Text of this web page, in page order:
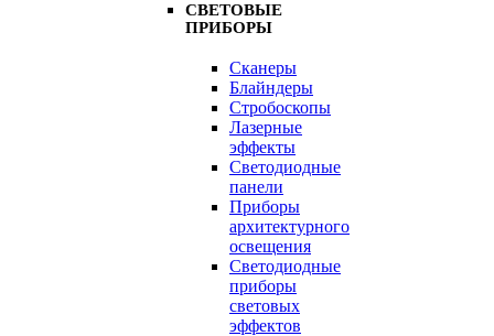
СВЕТОВЫЕ
ПРИБОРЫ
Сканеры
Блайндеры
Стробоскопы
Лазерные
эффекты
Светодиодные
панели
Приборы
архитектурного
освещения
Светодиодные
приборы
световых
эффектов